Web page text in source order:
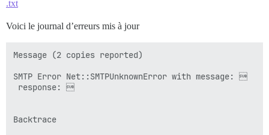
.txt
Voici le journal d’erreurs mis à jour
Message (2 copies reported)
SMTP Error Net::SMTPUnknownError with message: 
response: 
Backtrace